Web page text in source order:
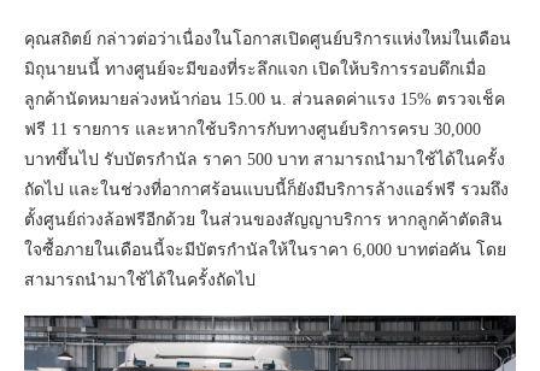
คุณสถิตย์ กล่าวต่อว่าเนื่องในโอกาสเปิดศูนย์บริการแห่งใหม่ในเดือน
มิถุนายนนี้ ทางศูนย์จะมีของที่ระลึกแจก เปิดให้บริการรอบดึกเมื่อ
ลูกค้านัดหมายล่วงหน้าก่อน 15.00 น. ส่วนลดค่าแรง 15% ตรวจเช็ค
ฟรี 11 รายการ และหากใช้บริการกับทางศูนย์บริการครบ 30,000
บาทขึ้นไป รับบัตรกำนัล ราคา 500 บาท สามารถนำมาใช้ได้ในครั้ง
ถัดไป และในช่วงที่อากาศร้อนแบบนี้ก็ยังมีบริการล้างแอร์ฟรี รวมถึง
ตั้งศูนย์ถ่วงล้อฟรีอีกด้วย ในส่วนของสัญญาบริการ หากลูกค้าตัดสิน
ใจซื้อภายในเดือนนี้จะมีบัตรกำนัลให้ในราคา 6,000 บาทต่อคัน โดย
สามารถนำมาใช้ได้ในครั้งถัดไป